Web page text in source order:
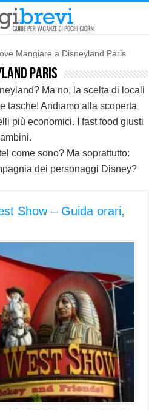
Mangiare a Disneyland Paris
Paris
Ma no, la scelta di locali
tasche! Andiamo alla scoperta
più economici. I fast food giusti
come sono? Ma soprattutto:
dei personaggi Disney?
Show – Guida orari,